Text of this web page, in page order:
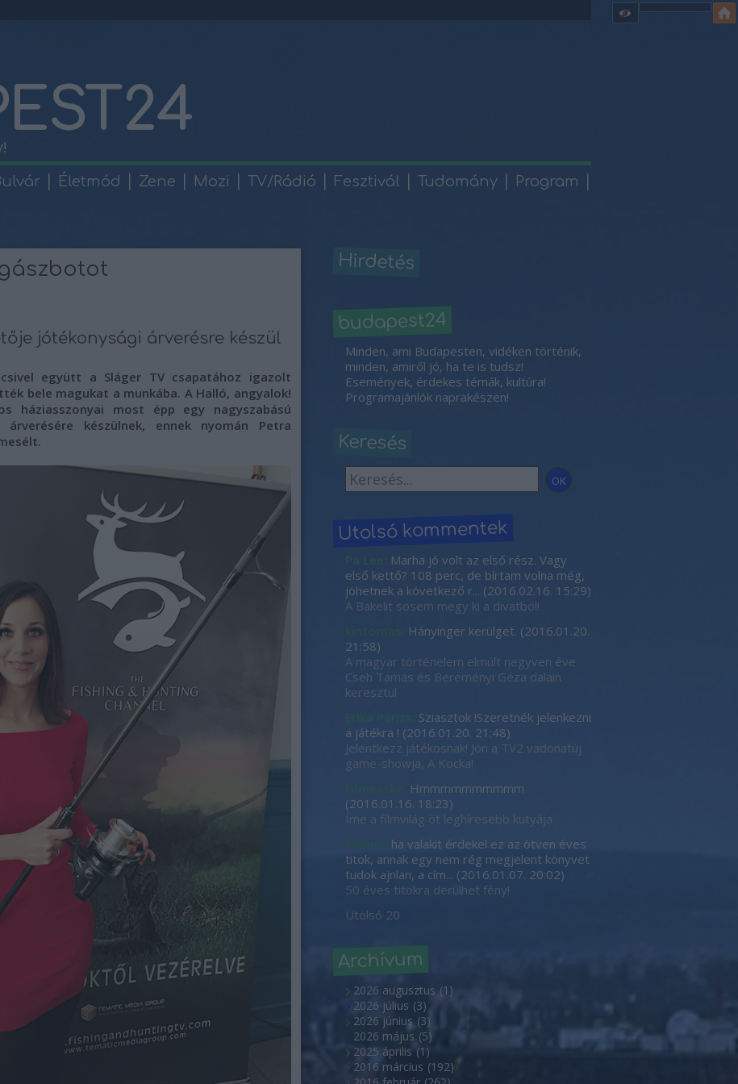
Életmód Zene Mozi TV/Rádió Fesztivál Tudomány Program
jótékonysági árverésre készül
együtt a Sláger TV csapatához igazolt
bele magukat a munkába. A Halló, angyalok!
háziasszonyai most épp egy nagyszabású
árverésére készülnek, ennek nyomán Petra
Hirdetés
budapest24
Minden, ami Budapesten, vidéken történik,
minden, amiről jó, ha te is tudsz!
Események, érdekes témák, kultúra!
Programajánlók naprakészen!
Keresés
Utolsó kommentek
Marha jó volt az első rész. Vagy
első kettő? 108 perc, de bírtam volna még,
jöhetnek a következő r... (2016.02.16. 15:29)
A Bakelit sosem megy ki a divatból!
Hányinger kerülget. (2016.01.20.
21:58)
A magyar történelem elmúlt negyven éve
Cseh Tamás és Bereményi Géza dalain
keresztül
Sziasztok !Szeretnék jelenkezni
a játékra ! (2016.01.20. 21:48)
Jelentkezz játékosnak! Jön a TV2 vadonatúj
game-showja, A Kocka!
Filmecske:
Hmmmmmmmmmm
(2016.01.16. 18:23)
Íme a filmvilág öt leghíresebb kutyája
samu7: ha valakit érdekel ez az ötven éves
titok, annak egy nem rég megjelent könyvet
tudok ajnlan, a cím... (2016.01.07. 20:02)
50 éves titokra derülhet fény!
Utolsó 20
Archívum
2026 augusztus (1 )
2026 július (3)
2026 június (3)
2026 május (5)
2025 április (1 )
2016 március (192)